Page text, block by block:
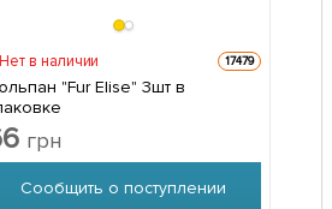
Нет в наличии 17479
"Fur Elise" 3шт в
грн
Сообщить о поступлении